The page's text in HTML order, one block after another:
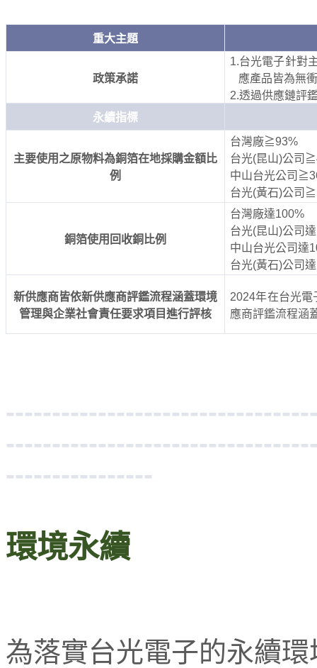
重大主題
政策承諾
1.台光電子針對
應產品皆為無
2.透過供應鏈評
永續指標
主要使用之原物料為銅箔在地採購金額比
例
台灣廠≧93%
台光(昆山)公司 ≧
中山台光公司 ≧
台光(黃石)公司 ≧
銅箔使用回收銅比例
台灣廠達100%
台光(昆山)公司達
中山台光公司達
台光(黃石)公司達
新供應商皆依新供應商評鑑流程涵蓋環境
管理與企業社會責任要求項目進行評核
2024年在台光電
應商評鑑流程涵
----------------
環境永續
為落實台光電子的永續